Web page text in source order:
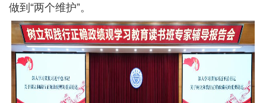
做到“两个维护”。